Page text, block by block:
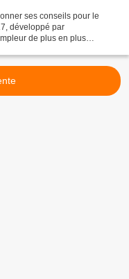
ses conseils pour le
développé par
de plus en plus